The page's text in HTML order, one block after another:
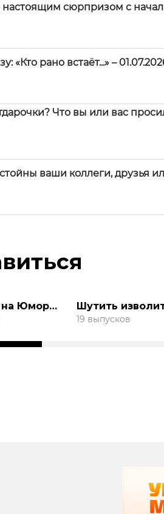
сюрпризом с начала
рано встаёт...» –
Что вы или вас
ваши коллеги, друзья
Юмор
Шутить
19 выпусков